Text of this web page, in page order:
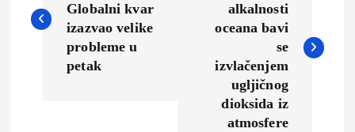
v
Globalni kvar
izazvao velike
probleme u
petak
alkalnosti
oceana bavi
se
izvlačenjem
ugljičnog
dioksida iz
atmosfere